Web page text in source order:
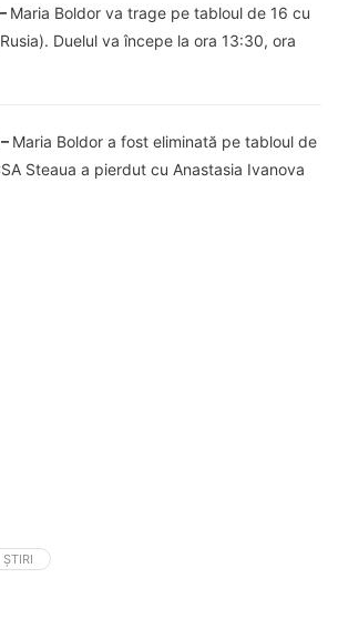
Maria Boldor va trage pe tabloul de 16 cu
Duelul va începe la ora 13:30, ora
Maria Boldor a fost eliminată pe tabloul de
Steaua a pierdut cu Anastasia Ivanova
ȘTIRI